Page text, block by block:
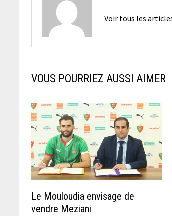
Voir tous les
VOUS POURRIEZ AUSSI AIMER
Le Mouloudia envisage de
vendre Meziani